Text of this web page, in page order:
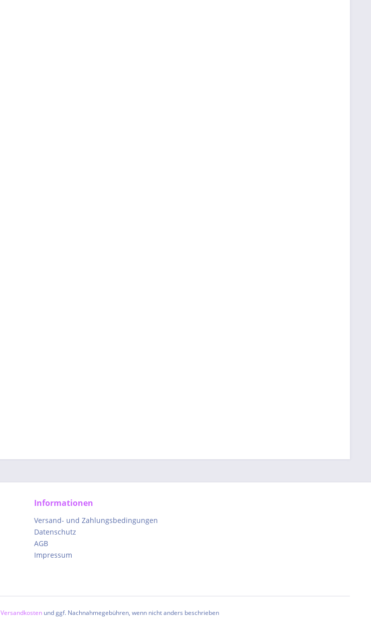
Informationen
Versand- und Zahlungsbedingungen
Datenschutz
AGB
Impressum
Versandkosten und ggf. Nachnahmegebühren, wenn nicht anders beschrieben